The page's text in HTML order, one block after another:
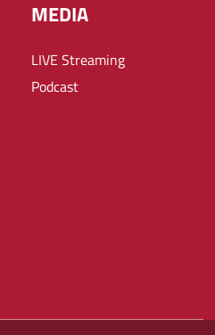
MEDIA
LIVE Streaming
Podcast